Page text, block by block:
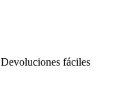
Devoluciones fáciles